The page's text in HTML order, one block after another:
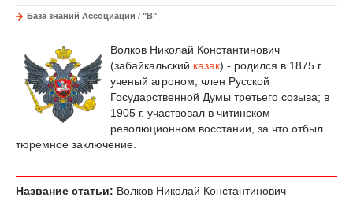
База знаний Ассоциации / "В"
Волков Николай Константинович
(забайкальский казак) - родился в 1875 г.
ученый агроном; член Русской
Государственной Думы третьего созыва; в
1905 г. участвовал в читинском
революционном восстании, за что отбыл
тюремное заключение.
Название статьи: Волков Николай Константинович